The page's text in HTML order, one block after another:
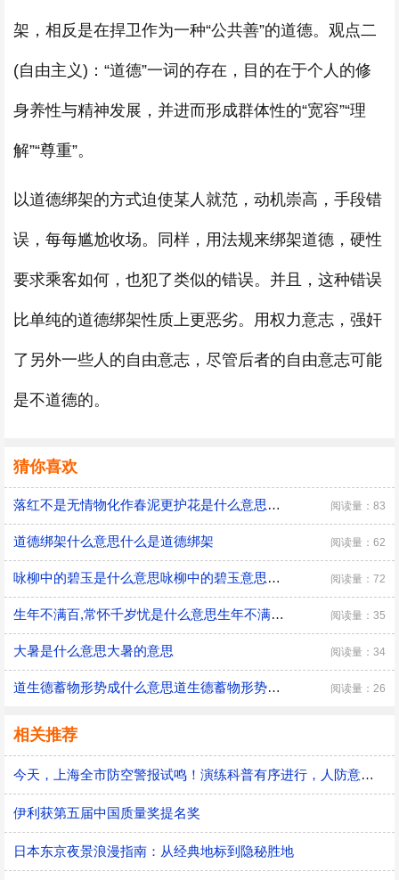
架，相反是在捍卫作为一种“公共善”的道德。观点二
(自由主义)：“道德”一词的存在，目的在于个人的修
身养性与精神发展，并进而形成群体性的“宽容”“理
解”“尊重”。
以道德绑架的方式迫使某人就范，动机崇高，手段错
误，每每尴尬收场。同样，用法规来绑架道德，硬性
要求乘客如何，也犯了类似的错误。并且，这种错误
比单纯的道德绑架性质上更恶劣。用权力意志，强奸
了另外一些人的自由意志，尽管后者的自由意志可能
是不道德的。
猜你喜欢
落红不是无情物化作春泥更护花是什么意思落红不是无情物化作春泥更护花是什么意思呢 阅读量：83
道德绑架什么意思什么是道德绑架 阅读量：62
咏柳中的碧玉是什么意思咏柳中的碧玉意思是什么 阅读量：72
生年不满百,常怀千岁忧是什么意思生年不满百常怀千岁忧的意思 阅读量：35
大暑是什么意思大暑的意思 阅读量：34
道生德蓄物形势成什么意思道生德蓄物形势成翻译 阅读量：26
相关推荐
今天，上海全市防空警报试鸣！演练科普有序进行，人防意识“声入人心”
伊利获第五届中国质量奖提名奖
日本东京夜景浪漫指南：从经典地标到隐秘胜地